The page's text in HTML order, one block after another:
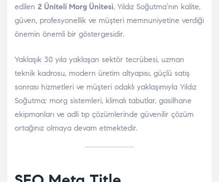
edilen 2 Üniteli Morg Ünitesi, Yıldız Soğutma’nın kalite,
güven, profesyonellik ve müşteri memnuniyetine verdiği
önemin önemli bir göstergesidir.
Yaklaşık 30 yıla yaklaşan sektör tecrübesi, uzman
teknik kadrosu, modern üretim altyapısı, güçlü satış
sonrası hizmetleri ve müşteri odaklı yaklaşımıyla Yıldız
Soğutma; morg sistemleri, klimalı tabutlar, gasilhane
ekipmanları ve adli tıp çözümlerinde güvenilir çözüm
ortağınız olmaya devam etmektedir.